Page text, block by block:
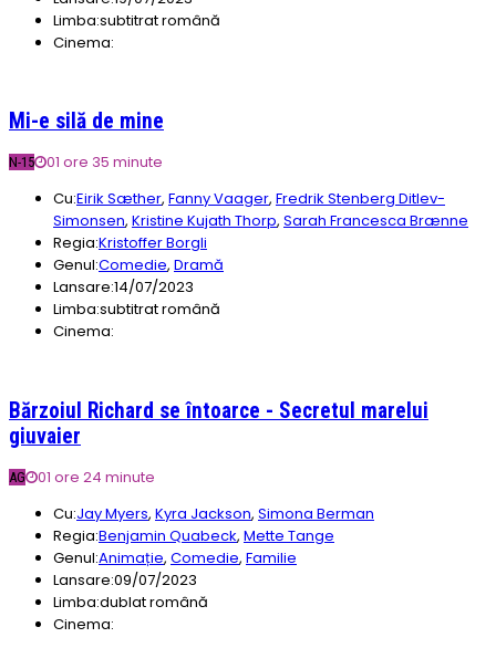
Limba:subtitrat română
Cinema:
Mi-e silă de mine
N-15
01 ore 35 minute
Cu:Eirik Sæther, Fanny Vaager, Fredrik Stenberg Ditlev-
Simonsen, Kristine Kujath Thorp, Sarah Francesca Brænne
Regia:Kristoffer Borgli
Genul:Comedie, Dramă
Lansare:14/07/2023
Limba:subtitrat română
Cinema:
Bărzoiul Richard se întoarce - Secretul marelui
giuvaier
AG
01 ore 24 minute
Cu:Jay Myers, Kyra Jackson, Simona Berman
Regia:Benjamin Quabeck, Mette Tange
Genul:Animație, Comedie, Familie
Lansare:09/07/2023
Limba:dublat română
Cinema: